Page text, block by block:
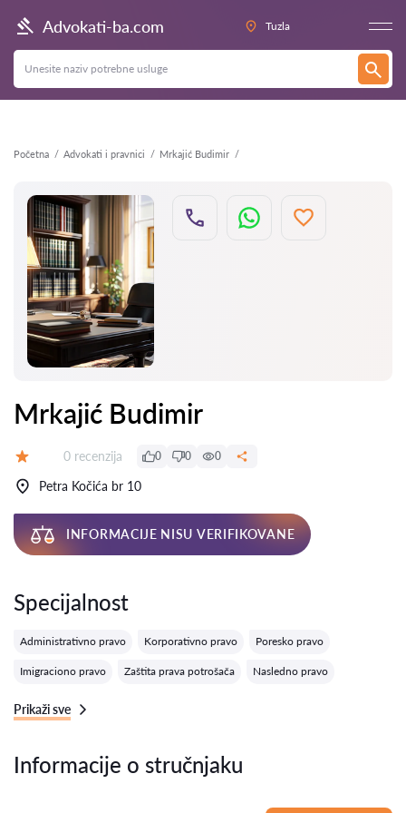
Advokati-ba.com Tuzla
Početna Advokati i pravnici Mrkajić Budimir
Nazad
Mrkajić Budimir
Recenzija:
0 recenzija 0 0 0
Petra Kočića br 10
INFORMACIJE NISU VERIFIKOVANE
Specijalnost
Administrativno pravo Korporativno pravo Poresko pravo
Imigraciono pravo Zaštita prava potrošača Nasledno pravo
Prikaži sve
Informacije o stručnjaku